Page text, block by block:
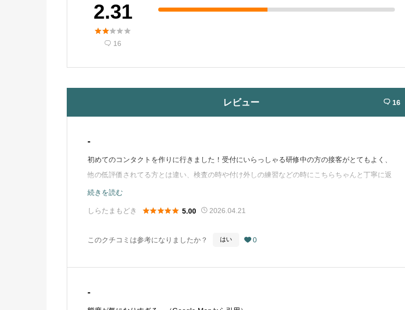
2.31

 16
レビュー  16
-
初めてのコンタクトを作りに行きました！受付にいらっしゃる研修中の方の接客がとてもよく、
他の低評価されてる方とは違い、検査の時や付け外しの練習などの時にこちらちゃんと丁寧に返
事したり、当たり前のマナーを守った丁寧な対応をすればスタッフの方も丁寧に接していただけ
で優しく、丁寧に教えてくださったので疲れなどが溜まってたり、他のお客さんのストレスなど
タッフの方と対等な接し方を心がけましょう。そうすることでスタッフの方も気持ちよく接する
になる子供だからかもしれませんが僕からはとても良い接客に見えました。他の方にもおすすめ
続きを読む
しらたまもどき  5.00 2026.04.21
このクチコミは参考になりましたか？ はい  0
-